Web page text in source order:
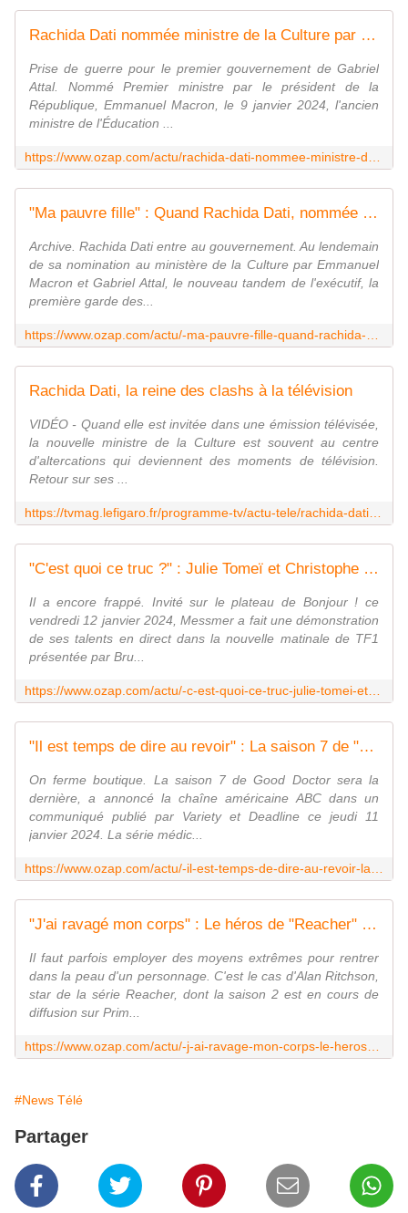
Rachida Dati nommée ministre de la Culture par Gabriel Attal
Prise de guerre pour le premier gouvernement de Gabriel
Attal. Nommé Premier ministre par le président de la
République, Emmanuel Macron, le 9 janvier 2024, l'ancien
ministre de l'Éducation ...
"Ma pauvre fille" : Quand Rachida Dati, nommée ministre de la Culture, méprisait Élise Lucet dans "Cash investigation" sur France 2
Archive. Rachida Dati entre au gouvernement. Au lendemain
de sa nomination au ministère de la Culture par Emmanuel
Macron et Gabriel Attal, le nouveau tandem de l'exécutif, la
première garde des...
Rachida Dati, la reine des clashs à la télévision
VIDÉO - Quand elle est invitée dans une émission télévisée,
la nouvelle ministre de la Culture est souvent au centre
d'altercations qui deviennent des moments de télévision.
Retour sur ses ...
"C'est quoi ce truc ?" : Julie Tomeï et Christophe Beaugrand hypnotisés par Messmer dans "Bonjour !", la matinale de TF1
Il a encore frappé. Invité sur le plateau de Bonjour ! ce
vendredi 12 janvier 2024, Messmer a fait une démonstration
de ses talents en direct dans la nouvelle matinale de TF1
présentée par Bru...
"Il est temps de dire au revoir" : La saison 7 de "Good Doctor" sera la dernière
On ferme boutique. La saison 7 de Good Doctor sera la
dernière, a annoncé la chaîne américaine ABC dans un
communiqué publié par Variety et Deadline ce jeudi 11
janvier 2024. La série médic...
"J'ai ravagé mon corps" : Le héros de "Reacher" révèle s'être dopé à la testostérone pour les besoins de la série d'Amazon Prime Video
Il faut parfois employer des moyens extrêmes pour rentrer
dans la peau d'un personnage. C'est le cas d'Alan Ritchson,
star de la série Reacher, dont la saison 2 est en cours de
diffusion sur Prim...
#News Télé
Partager